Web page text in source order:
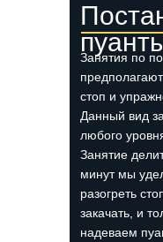
Занятия по
стоп и
Данный вид
любого
Занятие
минут мы
разогреть
закачать, и
надеваем